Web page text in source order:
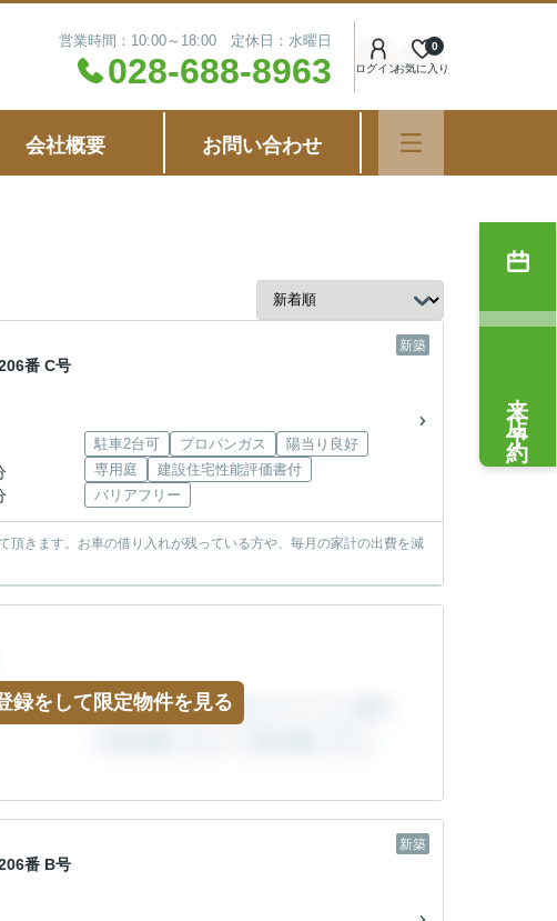
営業時間：10:00～18:00 定休日：水曜日
028-688-8963 ログインお気に入り
0
会社概要 お問い合わせ
新築
番 C号
駐車2台可 プロパンガス
陽当り良好
専用庭
建設住宅性能評価書付
バリアフリー
きます。お車の借り入れが残っている方や、毎月の家計の出費を減
録をして限定物件を見る
新築
番 B号
来店予約